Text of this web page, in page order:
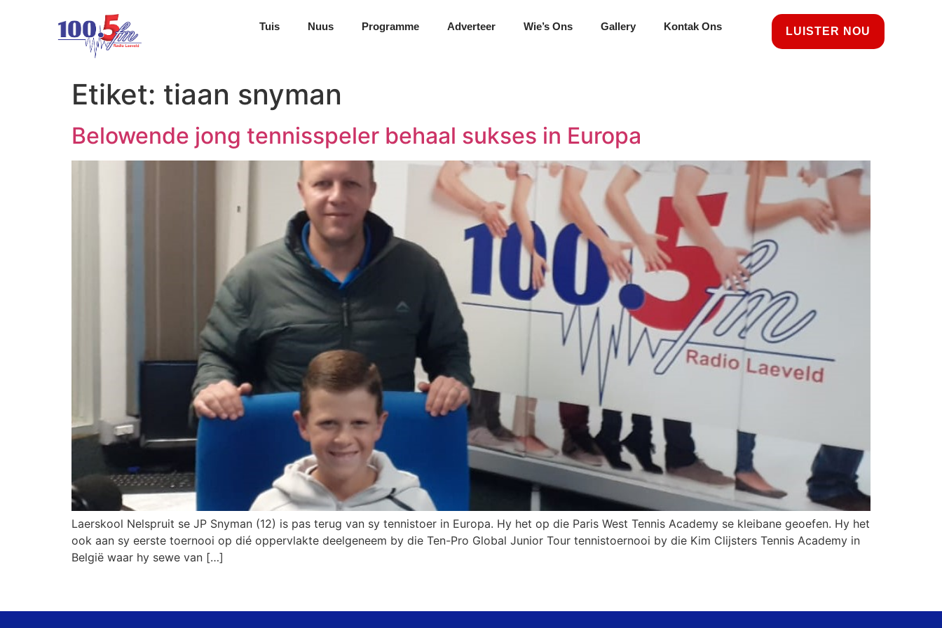
Tuis Nuus Programme Adverteer Wie’s Ons Gallery Kontak Ons LUISTER NOU
Etiket: tiaan snyman
Belowende jong tennisspeler behaal sukses in Europa
Laerskool Nelspruit se JP Snyman (12) is pas terug van sy tennistoer in Europa. Hy het op die Paris West Tennis Academy se kleibane geoefen. Hy het
ook aan sy eerste toernooi op dié oppervlakte deelgeneem by die Ten-Pro Global Junior Tour tennistoernooi by die Kim Clijsters Tennis Academy in
België waar hy sewe van […]